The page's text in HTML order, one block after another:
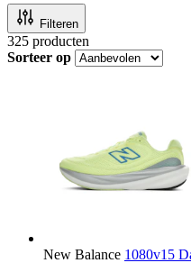
Filteren
325 producten
Sorteer op
New Balance 1080v15